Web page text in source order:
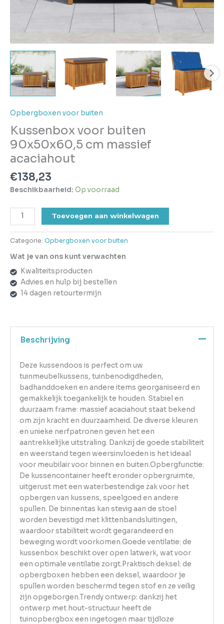
Opbergboxen voor buiten
Kussenbox voor buiten
90x50x60,5 cm massief
acaciahout
€138,23
Beschikbaarheid: Op voorraad
Toevoegen aan winkelwagen
Categorie: Opbergboxen voor buiten
Wat je van ons kunt verwachten
Kwaliteitsproducten
Advies en hulp bij bestellen
14 dagen retourtermijn
Beschrijving
Deze kussendoos is perfect om uw
tuinmeubelkussens, tuinbenodigdheden,
badhanddoeken en andere items georganiseerd en
gemakkelijk toegankelijk te houden. Stabiel en
duurzaam frame: massief acaciahout staat bekend
om zijn kracht en duurzaamheid. De diverse kleuren
en unieke nerfpatronen geven het een
aantrekkelijke uitstraling. Dankzij de goede stabiliteit
en weerstand tegen weersinvloeden is het ideaal
voor meubilair voor binnen en buiten.Opbergfunctie:
De kussencontainer heeft eronder opbergruimte,
uitgerust met een waterbestendige zak voor het
opbergen van kussens, speelgoed en andere
spullen. De binnentas kan stevig aan de stoel
worden bevestigd met klittenbandsluitingen,
waardoor stabiliteit wordt gegarandeerd en
beweging wordt voorkomen.Goede ventilatie: de
kussenbox beschikt over open latwerk, wat voor
een optimale ventilatie zorgt.Praktisch deksel: de
opbergboxen hebben een deksel, waardoor je
spullen worden beschermd tegen stof en ze veilig
zijn opgeborgen.Trendy ontwerp: dankzij het
ontwerp met hout-structuur heeft de
tuinopbergbox een ingetogen maar tijdloze